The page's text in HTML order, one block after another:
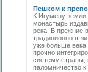
Пешком к
К Игумену земли
монастырь
река. В прежние
традиционно
уже больше
прочно
систему
паломничество